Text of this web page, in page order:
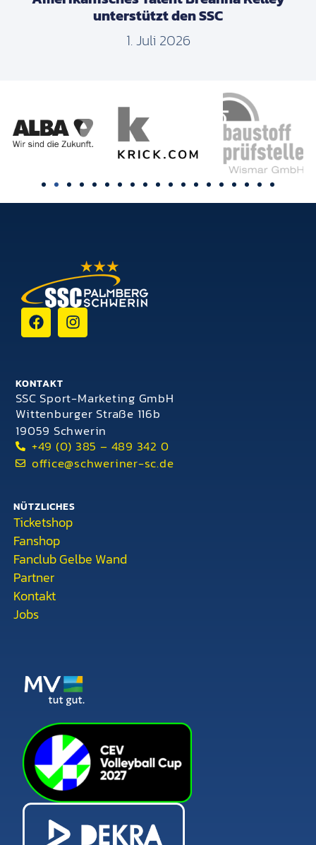
unterstützt den SSC
1. Juli 2026
KONTAKT
SSC Sport-Marketing GmbH
Wittenburger Straße 116b
19059 Schwerin
+49 (0) 385 – 489 342 0
office@schweriner-sc.de
NÜTZLICHES
Ticketshop
Fanshop
Fanclub Gelbe Wand
Partner
Kontakt
Jobs